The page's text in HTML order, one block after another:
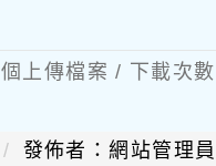
個上傳檔案 / 下載次數
發佈者：網站管理員